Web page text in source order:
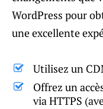
WordPress pour
une excellente
Utilisez un
Offrez un
via HTTPS